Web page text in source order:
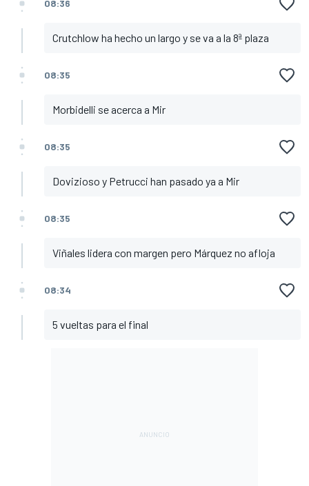
08:36
Crutchlow ha hecho un largo y se va a la 8ª plaza
08:35
Morbidelli se acerca a Mir
08:35
Dovizioso y Petrucci han pasado ya a Mir
08:35
Viñales lidera con margen pero Márquez no afloja
08:34
5 vueltas para el final